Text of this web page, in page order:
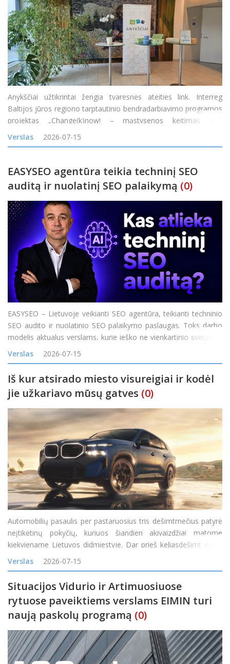
Anykščiai užtikrintai žengia tvaresnės ateities link. Interreg
Baltijos jūros regiono tarptautinio bendradarbiavimo programos
projektas „Change(k)now! – mąstysenos keitimas nuo
vienkartinio naudojimo į žiedines arba daugkartinio naudojimo
maisto pristatymo sistemas Baltijos jūros
Verslas 2026-07-15
EASYSEO agentūra teikia techninį SEO
auditą ir nuolatinį SEO palaikymą (0)
EASYSEO – Lietuvoje veikianti SEO agentūra, teikianti techninio
SEO audito ir nuolatinio SEO palaikymo paslaugas. Toks darbo
modelis aktualus verslams, kurie ieško ne vienkartinio svetainės
problemų sąrašo, o komandos, galinčios nustatyti SEO
problemas, padėti jas išspręst
Verslas 2026-07-15
Iš kur atsirado miesto visureigiai ir kodėl
jie užkariavo mūsų gatves (0)
Automobilių pasaulis per pastaruosius tris dešimtmečius patyrė
neįtikėtinų pokyčių, kuriuos šiandien akivaizdžiai matome
kiekviename Lietuvos didmiestyje. Dar prieš keliasdešimt metų
visureigis buvo suprantamas kaip specifinė transporto priemonė,
skirta miškų takam
Verslas 2026-07-15
Situacijos Vidurio ir Artimuosiuose
rytuose paveiktiems verslams EIMIN turi
naują paskolų programą (0)